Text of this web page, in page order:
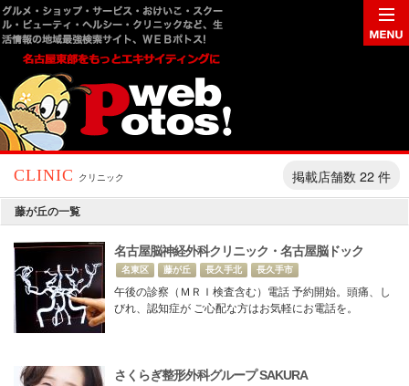
CLINIC クリニック 掲載店舗数 22 件
藤が丘の一覧
名古屋脳神経外科クリニック・名古屋脳ドック
名東区 藤が丘 長久手北 長久手市
午後の診察（ＭＲＩ検査含む）電話 予約開始。頭痛、し
びれ、認知症が ご心配な方はお気軽にお電話を。
さくらぎ整形外科グループ SAKURA